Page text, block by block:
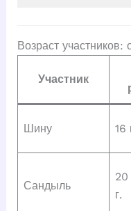
Возраст
Участник
Шину 16
Сандыль
20
г.